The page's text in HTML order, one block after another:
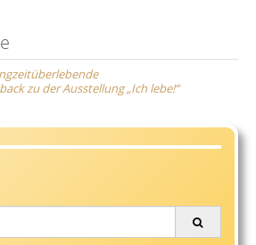
zu der Ausstellung „Ich lebe!“